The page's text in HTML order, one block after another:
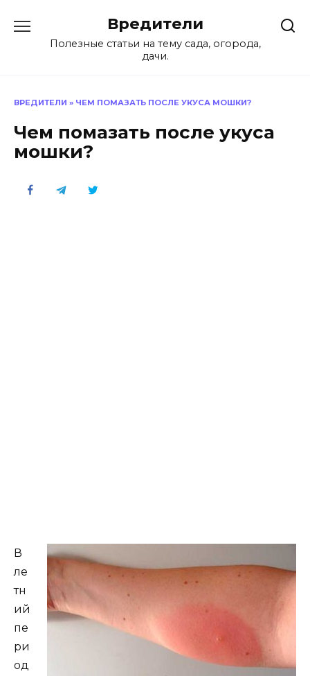
содержанию
Вредители
Полезные статьи на тему сада, огорода,
дачи.
ВРЕДИТЕЛИ » ЧЕМ ПОМАЗАТЬ ПОСЛЕ УКУСА МОШКИ?
Чем помазать после укуса
мошки?
В
ле
тн
ий
пе
ри
од